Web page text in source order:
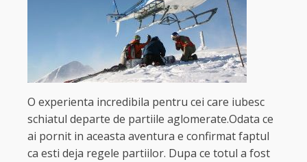
O experienta incredibila pentru cei care iubesc
schiatul departe de partiile aglomerate.Odata ce
ai pornit in aceasta aventura e confirmat faptul
ca esti deja regele partiilor. Dupa ce totul a fost